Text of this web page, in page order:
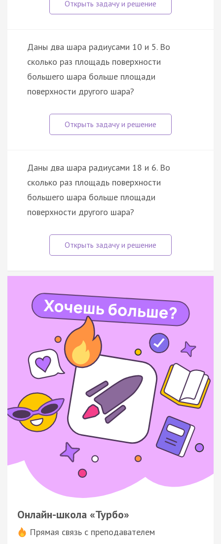
Даны два шара радиусами 10 и 5. Во
сколько раз площадь поверхности
большего шара больше площади
поверхности другого шара?
Даны два шара радиусами 18 и 6. Во
сколько раз площадь поверхности
большего шара больше площади
поверхности другого шара?
Онлайн-школа «Турбо»
Прямая связь с преподавателем